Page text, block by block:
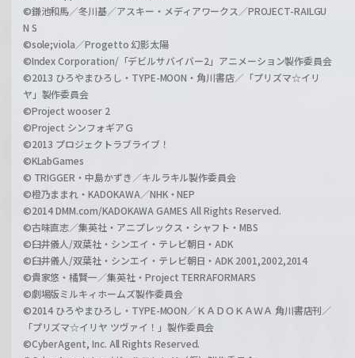
©鎌池和馬／冬川基／アスキー・メディアワークス／PROJECT-RAILGU
N S
©sole;viola／Progetto 幻影太陽
©Index Corporation/「デビルサバイバー2」アニメーション製作委員会
©2013 ひろやまひろし・TYPE-MOON・角川書店／「プリズマ☆イリ
ヤ」製作委員会
©Project wooser 2
©Project シンフォギアＧ
©2013 プロジェクトラブライブ！
©KLabGames
© TRIGGER・中島かずき／キルラキル製作委員会
©橙乃ままれ・KADOKAWA／NHK・NEP
©2014 DMM.com/KADOKAWA GAMES All Rights Reserved.
©古味直志／集英社・アニプレックス・シャフト・MBS
©臼井儀人/双葉社・シンエイ・テレビ朝日・ADK
©臼井儀人/双葉社・シンエイ・テレビ朝日・ADK 2001,2002,2014
©貴家悠・橘賢一／集英社・Project TERRAFORMARS
©劇場版ミルキィホームズ製作委員会
©2014 ひろやまひろし・TYPE-MOON／ＫＡＤＯＫＡＷＡ 角川書店刊／
「プリズマ☆イリヤ ツヴァイ！」製作委員会
©CyberAgent, Inc. All Rights Reserved.